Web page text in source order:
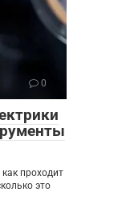
0
проходит
это